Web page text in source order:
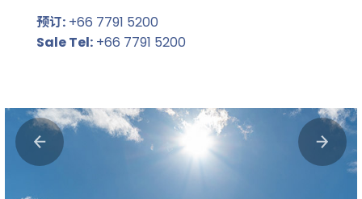
预订: +66 7791 5200
Sale Tel: +66 7791 5200